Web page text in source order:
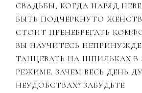
СВАДЬБЫ, КОГДА НАРЯД
БЫТЬ ПОДЧЕРКНУТО
СТОИТ ПРЕНЕБРЕГАТЬ
ВЫ НАУЧИТЕСЬ
ТАНЦЕВАТЬ НА ШПИЛЬКАХ В
РЕЖИМЕ. ЗАЧЕМ ВЕСЬ ДЕНЬ
НЕУДОБСТВАХ? ЗАБУДЬТЕ